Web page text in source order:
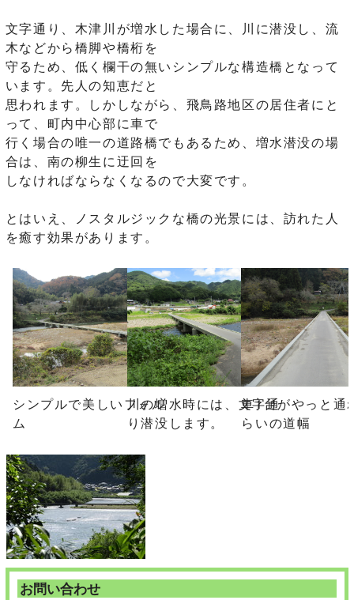
文字通り、木津川が増水した場合に、川に潜没し、流
木などから橋脚や橋桁を
守るため、低く欄干の無いシンプルな構造橋となって
います。先人の知恵だと
思われます。しかしながら、飛鳥路地区の居住者にと
って、町内中心部に車で
行く場合の唯一の道路橋でもあるため、増水潜没の場
合は、南の柳生に迂回を
しなければならなくなるので大変です。
とはいえ、ノスタルジックな橋の光景には、訪れた人
を癒す効果があります。
シンプルで美しいフォル
ム
川の増水時には、文字通
り潜没します。
車1台がやっと通
らいの道幅
お問い合わせ